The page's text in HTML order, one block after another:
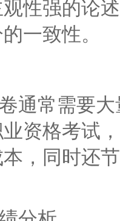
性强的论
一致性。
常需要大
资格考试
，同时还